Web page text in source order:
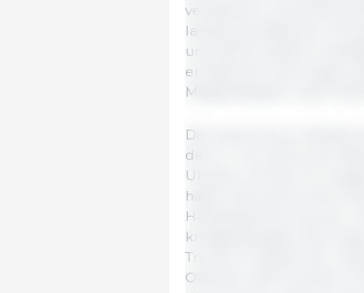
verstärkter
landwirtschaftlicher
und 2023 erheblich
erheblichen Störungen
Mitgliedstaaten rasch
Die autonomen
dem 4. Juni 2022 und
Ukraine und der EU
haben die autonomen
Handelsströme aus der
kriegsbedingten
Trend im Handel der
Oktober 2023 und den